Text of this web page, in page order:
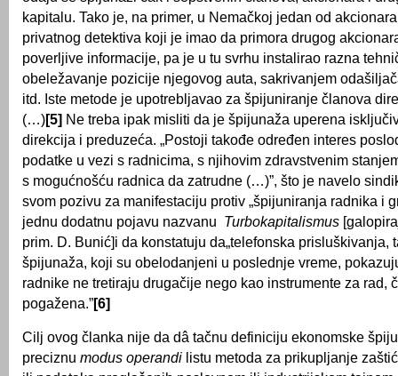
kapitalu. Tako je, na primer, u Nemačkoj jedan od
privatnog detektiva koji je imao da primora drugog
poverljive informacije, pa je u tu svrhu instalirao razna
obeležavanje pozicije njegovog auta, sakrivanjem
itd. Iste metode je upotrebljavao za špijuniranje članova
(…)[5] Ne treba ipak misliti da je špijunaža uperena
direkcija i preduzeća. „Postoji takođe određen interes
podatke u vezi s radnicima, s njihovim zdravstvenim
s mogućnošću radnica da zatrudne (…)”, što je navelo
svom pozivu za manifestaciju protiv „špijuniranja radnika i
jednu dodatnu pojavu nazvanu Turbokapitalismus
prim. D. Bunić]i da konstatuju da„telefonska prisluškivanja,
špijunaža, koji su obelodanjeni u poslednje vreme,
radnike ne tretiraju drugačije nego kao instrumente za rad,
pogažena.”[6]
Cilj ovog članka nije da dâ tačnu definiciju ekonomske
preciznu modus operandi listu metoda za prikupljanje